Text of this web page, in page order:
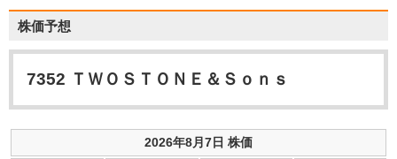
株価予想
7352 ＴＷＯＳＴＯＮＥ＆Ｓｏｎｓ
2026年8月7日 株価